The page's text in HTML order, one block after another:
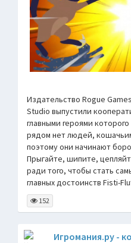
Издательство Rogue
Studio выпустили
главными героями
рядом нет людей,
поэтому они начинают
Прыгайте, шипите,
ради того, чтобы стать
главных достоинств Fisti-
152
Игромания.ру -